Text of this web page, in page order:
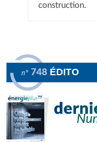
construction.
n° 748 ÉDITO